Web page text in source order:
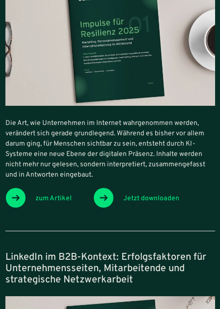
Die Art, wie Unternehmen im Internet wahrgenommen werden,
verändert sich gerade grundlegend. Während es bisher vor allem
darum ging, für Menschen sichtbar zu sein, entsteht durch KI-
Systeme eine neue Ebene der digitalen Präsenz. Inhalte werden
nicht mehr nur gelesen, sondern interpretiert, zusammengefasst
und in Antworten eingebaut.
zum Artikel Jetzt downloaden
LinkedIn im B2B-Kontext: Erfolgsfaktoren für
Unternehmensseiten, Mitarbeitende und
strategische Netzwerkarbeit